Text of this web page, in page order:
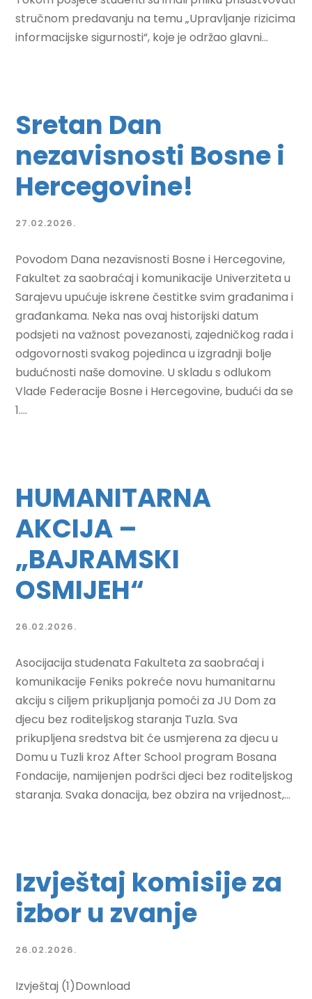
stručnom predavanju na temu „Upravljanje rizicima
informacijske sigurnosti“, koje je održao glavni...
Sretan Dan
nezavisnosti Bosne i
Hercegovine!
27.02.2026.
Povodom Dana nezavisnosti Bosne i Hercegovine,
Fakultet za saobraćaj i komunikacije Univerziteta u
Sarajevu upućuje iskrene čestitke svim građanima i
građankama. Neka nas ovaj historijski datum
podsjeti na važnost povezanosti, zajedničkog rada i
odgovornosti svakog pojedinca u izgradnji bolje
budućnosti naše domovine. U skladu s odlukom
Vlade Federacije Bosne i Hercegovine, budući da se
1....
HUMANITARNA
AKCIJA –
„BAJRAMSKI
OSMIJEH“
26.02.2026.
Asocijacija studenata Fakulteta za saobraćaj i
komunikacije Feniks pokreće novu humanitarnu
akciju s ciljem prikupljanja pomoći za JU Dom za
djecu bez roditeljskog staranja Tuzla. Sva
prikupljena sredstva bit će usmjerena za djecu u
Domu u Tuzli kroz After School program Bosana
Fondacije, namijenjen podršci djeci bez roditeljskog
staranja. Svaka donacija, bez obzira na vrijednost,...
Izvještaj komisije za
izbor u zvanje
26.02.2026.
Izvještaj (1)Download